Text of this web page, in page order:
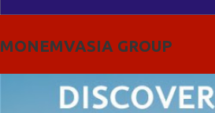
MONEMVASIA GROUP